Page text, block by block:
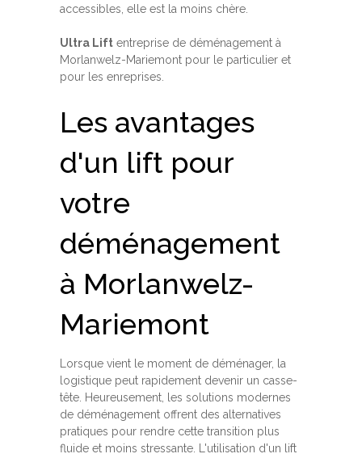
accessibles, elle est la moins chère.
Ultra Lift entreprise de déménagement à
Morlanwelz-Mariemont pour le particulier et
pour les enreprises.
Les avantages
d'un lift pour
votre
déménagement
à Morlanwelz-
Mariemont
Lorsque vient le moment de déménager, la
logistique peut rapidement devenir un casse-
tête. Heureusement, les solutions modernes
de déménagement offrent des alternatives
pratiques pour rendre cette transition plus
fluide et moins stressante. L'utilisation d'un lift